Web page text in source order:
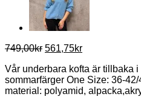
749,00kr Det
priset
var:
749,00kr.
561,75krDet
priset
är:
561,75kr.
Vår underbara kofta är tillbaka i
sommarfärger One Size: 36-42/
material: polyamid,